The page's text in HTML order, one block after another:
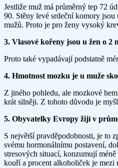
Jestliže muž má průměrný tep 72
90. Stěny levé srdeční komory jsou
mužů. Proto je pro ženy vysoký
3. Vlasové kořeny jsou u žen o 2
Proto také vypadávají podstatně
4. Hmotnost mozku je u muže
Z jiného pohledu, ale mozkové
krát silněji. Z tohoto důvodu je
5. Obyvatelky Evropy žijí v
S největší pravděpodobnosti, je to
svému hormonálnímu postavení,
stresových situací, konzumují
kouří a procent alkoholiček je mezi